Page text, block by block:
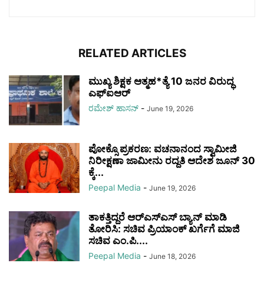
RELATED ARTICLES
ಮುಖ್ಯ ಶಿಕ್ಷಕ ಆತ್ಮಹ*ತ್ಯೆ 10 ಜನರ ವಿರುದ್ಧ
ಎಫ್‌ಐಆರ್
ರಮೇಶ್‌ ಹಾಸನ್‌ - June 19, 2026
ಪೋಕ್ಸೊ ಪ್ರಕರಣ: ವಚನಾನಂದ ಸ್ವಾಮೀಜಿ
ನಿರೀಕ್ಷಣಾ ಜಾಮೀನು ರದ್ದತಿ ಆದೇಶ ಜೂನ್ 30
ಕ್ಕೆ...
Peepal Media - June 19, 2026
ತಾಕತ್ತಿದ್ದರೆ ಆರ್‌ಎಸ್‌ಎಸ್ ಬ್ಯಾನ್ ಮಾಡಿ
ತೋರಿಸಿ: ಸಚಿವ ಪ್ರಿಯಾಂಕ್ ಖರ್ಗೆಗೆ ಮಾಜಿ
ಸಚಿವ ಎಂ.ಪಿ....
Peepal Media - June 18, 2026